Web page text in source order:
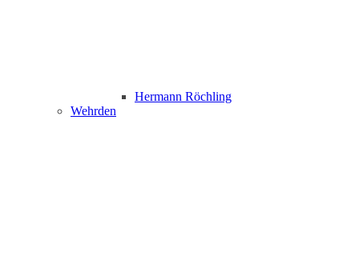
Hermann Röchling
Wehrden